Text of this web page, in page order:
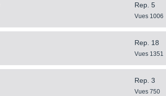
Rep. 5
Vues 1006
Rep. 18
Vues 1351
Rep. 3
Vues 750